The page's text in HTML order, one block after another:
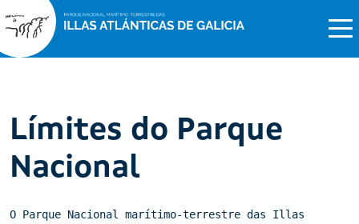
Límites do Parque
Nacional
O Parque Nacional marítimo-terrestre das Illas